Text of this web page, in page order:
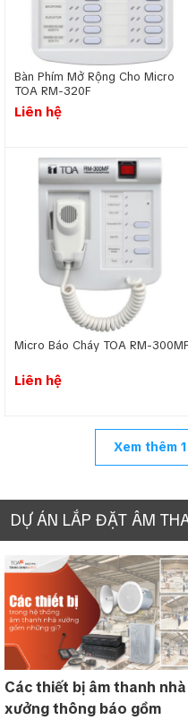
Bàn Phím Mở Rộng Cho Micro
TOA RM-320F
Liên hệ
Micro Báo Cháy TOA RM-
Liên hệ
Xem thêm
DỰ ÁN LẮP ĐẶT ÂM
Các thiết bị âm thanh nhà
xưởng thông báo gồm